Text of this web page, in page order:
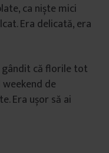
ca niște mici
Era delicată, era
că florile tot
de
Era ușor să ai